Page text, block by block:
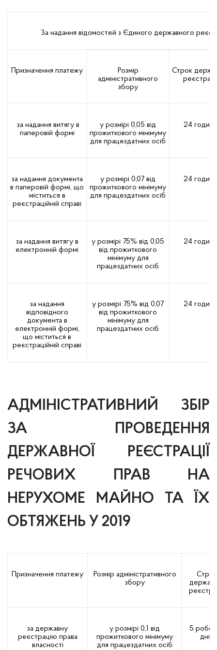
За надання відомостей з Єдиного державного
Призначення платежу
Розмір
адміністративного
збору
Строк
за надання витягу в
паперовій формі
у розмірі 0,05 від
прожиткового мінімуму
для працездатних осіб
24 години
за надання документа
в паперовій формі, що
міститься в
реєстраційній справі
у розмірі 0,07 від
прожиткового мінімуму
для працездатних осіб
24 години
за надання витягу в
електронній формі
у розмірі 75% від 0,05
від прожиткового
мінімуму для
працездатних осіб
24 години
за надання
відповідного
документа в
електронній формі,
що міститься в
реєстраційній справі
у розмірі 75% від 0,07
від прожиткового
мінімуму для
працездатних осіб
24 години
АДМІНІСТРАТИВНИЙ ЗБІР
ЗА ПРОВЕДЕННЯ
ДЕРЖАВНОЇ РЕЄСТРАЦІЇ
РЕЧОВИХ ПРАВ НА
НЕРУХОМЕ МАЙНО ТА ЇХ
ОБТЯЖЕНЬ У 2019
Призначення платежу
Розмір адміністративного
збору
Строк
за державну
реєстрацію права
власності
у розмірі 0,1 від
прожиткового мінімуму
для працездатних осіб
5
днів